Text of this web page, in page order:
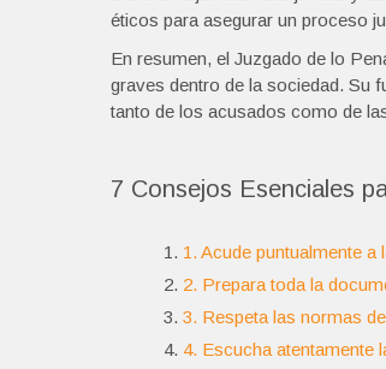
éticos para asegurar un proceso
En resumen, el Juzgado de lo
graves dentro de la sociedad. Su
tanto de los acusados como de
7 Consejos Esenciales
1. Acude puntualmente
2. Prepara toda la
3. Respeta las normas
4. Escucha atentamente